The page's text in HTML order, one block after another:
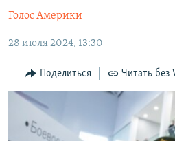
главной
навигации
Вернутся
поиску
11 ЛЕТ ОККУПАЦИИ КРЫМА. 11
ЕЩЕ
ИНТЕРАКТИВ
ИНФОГРАФИКА
ТЕЛЕПРОЕКТ КРЫМ.РЕАЛИИ
СОВЕТЫ ПРАВОЗАЩИТНИКОВ
РАДІО СВОБОДА
КАК ОБОЙТИ БЛОКИРОВКУ
Українською
Qırımtatar
Голос Америки
28 июля 2024, 13:30
Поделиться Читать без